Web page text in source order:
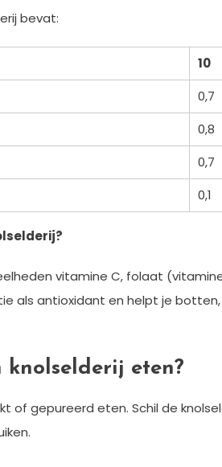
bevat:
10
0,7
0,8
0,7
0,1
vitamine C, folaat
als antioxidant en helpt je
knolselderij eten?
of gepureerd eten. Schil de